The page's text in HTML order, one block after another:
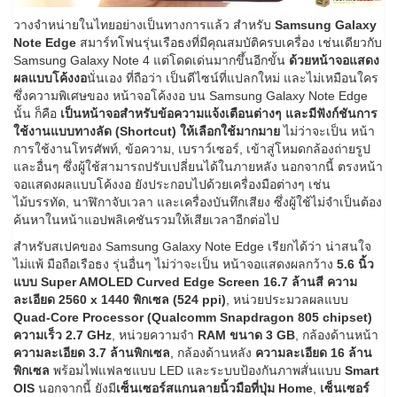
วางจำหน่ายในไทยอย่างเป็นทางการแล้ว สำหรับ Samsung Galaxy
Note Edge สมาร์ทโฟนรุ่นเรือธงที่มีคุณสมบัติครบเครื่อง เช่นเดียวกับ
Samsung Galaxy Note 4 แต่โดดเด่นมากขึ้นอีกขั้น ด้วยหน้าจอแสดง
ผลแบบโค้งงอนั่นเอง ที่ถือว่า เป็นดีไซน์ที่แปลกใหม่ และไม่เหมือนใคร
ซึ่งความพิเศษของ หน้าจอโค้งงอ บน Samsung Galaxy Note Edge
นั้น ก็คือ เป็นหน้าจอสำหรับข้อความแจ้งเตือนต่างๆ และมีฟังก์ชันการ
ใช้งานแบบทางลัด (Shortcut) ให้เลือกใช้มากมายไม่ว่าจะเป็น หน้า
การใช้งานโทรศัพท์, ข้อความ, เบราว์เซอร์, เข้าสู่โหมดกล้องถ่ายรูป
และอื่นๆ ซึ่งผู้ใช้สามารถปรับเปลี่ยนได้ในภายหลัง นอกจากนี้ ตรงหน้า
จอแสดงผลแบบโค้งงอ ยังประกอบไปด้วยเครื่องมือต่างๆ เช่น
ไม้บรรทัด, นาฬิกาจับเวลา และเครื่องบันทึกเสียง ซึ่งผู้ใช้ไม่จำเป็นต้อง
ค้นหาในหน้าแอปพลิเคชันรวมให้เสียเวลาอีกต่อไป
สำหรับสเปคของ Samsung Galaxy Note Edge เรียกได้ว่า น่าสนใจ
ไม่แพ้ มือถือเรือธง รุ่นอื่นๆ ไม่ว่าจะเป็น หน้าจอแสดงผลกว้าง 5.6 นิ้ว
แบบ Super AMOLED Curved Edge Screen 16.7 ล้านสี ความ
ละเอียด 2560 x 1440 พิกเซล (524 ppi) , หน่วยประมวลผลแบบ
Quad-Core Processor (Qualcomm Snapdragon 805 chipset)
ความเร็ว 2.7 GHz , หน่วยความจำ RAM ขนาด 3 GB , กล้องด้านหน้า
ความละเอียด 3.7 ล้านพิกเซล , กล้องด้านหลัง ความละเอียด 16 ล้าน
พิกเซล พร้อมไฟแฟลชแบบ LED และระบบป้องกันภาพสั่นแบบ Smart
OIS นอกจากนี้ ยังมีเซ็นเซอร์สแกนลายนิ้วมือที่ปุ่ม Home เซ็นเซอร์